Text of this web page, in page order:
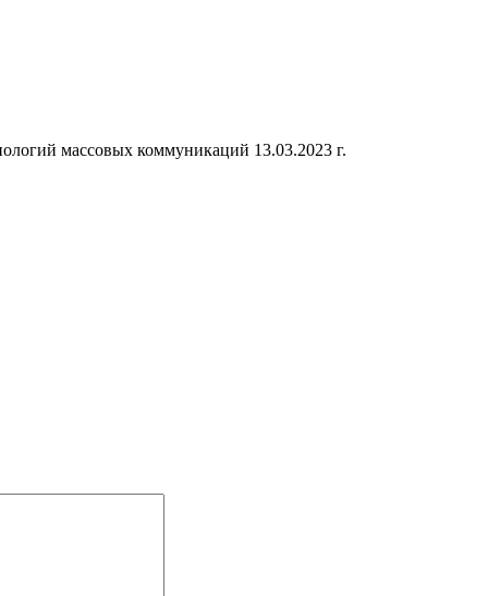
массовых коммуникаций 13.03.2023 г.